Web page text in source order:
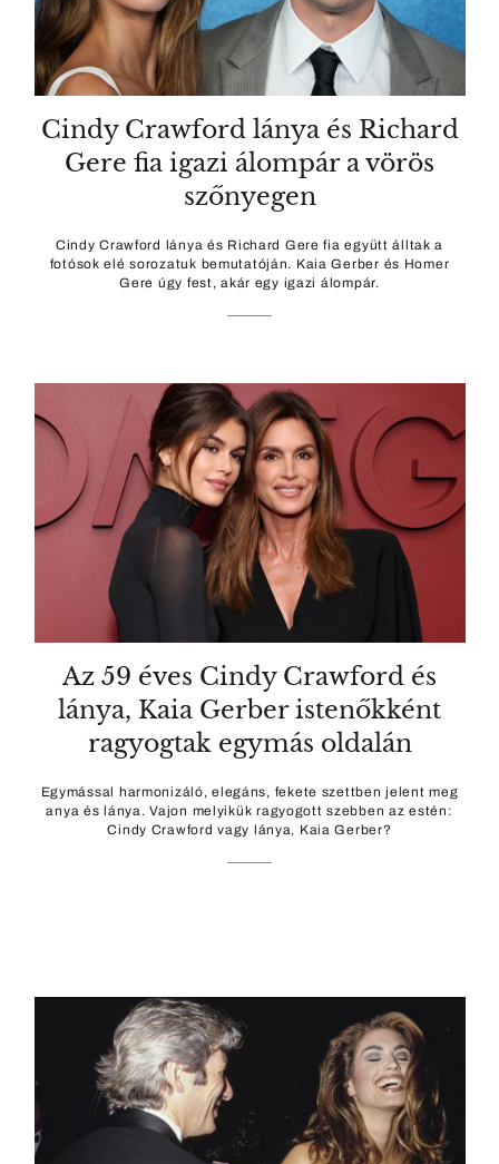
Cindy Crawford lánya és Richard
Gere fia igazi álompár a vörös
szőnyegen
Cindy Crawford lánya és Richard Gere fia együtt álltak a
fotósok elé sorozatuk bemutatóján. Kaia Gerber és Homer
Gere úgy fest, akár egy igazi álompár.
Az 59 éves Cindy Crawford és
lánya, Kaia Gerber istenőkként
ragyogtak egymás oldalán
Egymással harmonizáló, elegáns, fekete szettben jelent meg
anya és lánya. Vajon melyikük ragyogott szebben az estén:
Cindy Crawford vagy lánya, Kaia Gerber?